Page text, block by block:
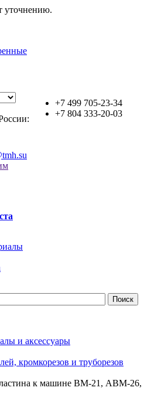
уточнению.
+7 499 705-23-34
+7 804 333-20-03
и аксессуары
кромкорезов и труборезов
к машине ВМ-21, ABM-26,